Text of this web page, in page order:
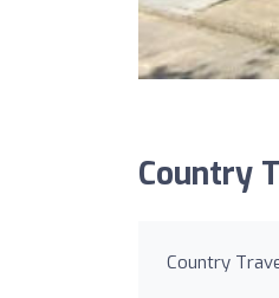
Country
Country